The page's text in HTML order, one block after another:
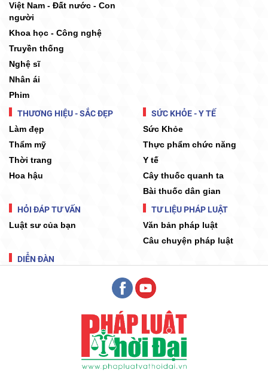
Việt Nam - Đất nước - Con
người
Khoa học - Công nghệ
Truyền thống
Nghệ sĩ
Nhân ái
Phim
THƯƠNG HIỆU - SẮC ĐẸP
Làm đẹp
Thẩm mỹ
Thời trang
Hoa hậu
SỨC KHỎE - Y TẾ
Sức Khỏe
Thực phẩm chức năng
Y tế
Cây thuốc quanh ta
Bài thuốc dân gian
HỎI ĐÁP TƯ VẤN
Luật sư của bạn
TƯ LIỆU PHÁP LUẬT
Văn bản pháp luật
Câu chuyện pháp luật
DIỄN ĐÀN